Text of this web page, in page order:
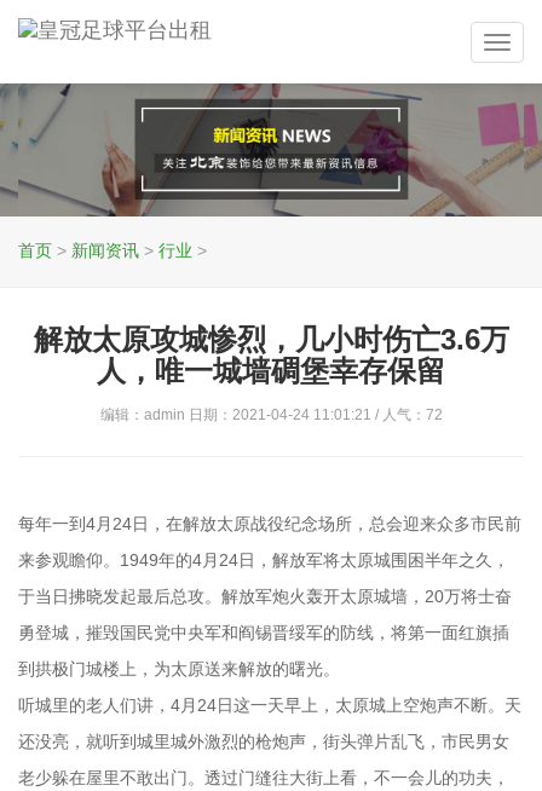
首页 > 新闻资讯 > 行业 >
解放太原攻城惨烈，几小时伤亡3.6万
人，唯一城墙碉堡幸存保留
编辑：admin 日期：2021-04-24 11:01:21 / 人气： 72
每年一到4月24日，在解放太原战役纪念场所，总会迎来众多市民前
来参观瞻仰。1949年的4月24日，解放军将太原城围困半年之久，
于当日拂晓发起最后总攻。解放军炮火轰开太原城墙，20万将士奋
勇登城，摧毁国民党中央军和阎锡晋绥军的防线，将第一面红旗插
到拱极门城楼上，为太原送来解放的曙光。
听城里的老人们讲，4月24日这一天早上，太原城上空炮声不断。天
还没亮，就听到城里城外激烈的枪炮声，街头弹片乱飞，市民男女
老少躲在屋里不敢出门。透过门缝往大街上看，不一会儿的功夫，